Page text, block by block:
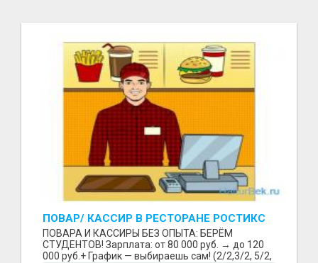
ПОВАР/ КАССИР В РЕСТОРАНЕ РОСТИКС
(КФС)
ПОВАРА И КАССИРЫ БЕЗ ОПЫТА: БЕРЁМ
СТУДЕНТОВ! Зарплата: от 80 000 руб. → до 120
000 руб.+ График — выбираешь сам! (2/2,3/2, 5/2,